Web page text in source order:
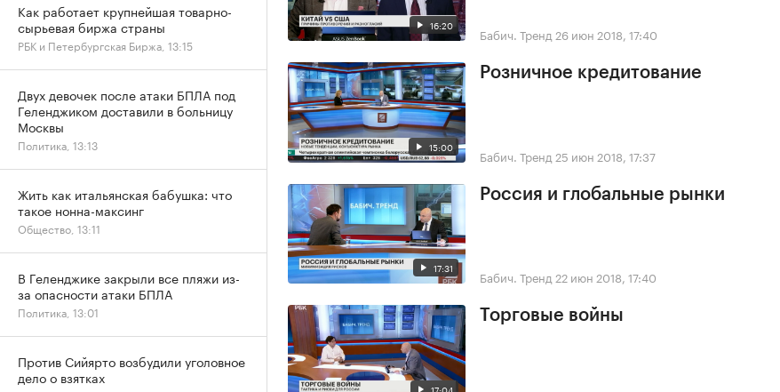
16:20 Бабич. Тренд 26 июн 2018, 17:40
15:00
Розничное кредитование
Бабич. Тренд 25 июн 2018, 17:37
17:31
Россия и глобальные рынки
Бабич. Тренд 22 июн 2018, 17:40
Торговые войны
Как работает крупнейшая товарно-
сырьевая биржа страны
РБК и Петербургская Биржа, 13:15
Двух девочек после атаки БПЛА под
Геленджиком доставили в больницу
Москвы
Политика, 13:13
Жить как итальянская бабушка: что
такое нонна-максинг
Общество, 13:11
В Геленджике закрыли все пляжи из-
за опасности атаки БПЛА
Политика, 13:01
Против Сийярто возбудили уголовное
дело о взятках